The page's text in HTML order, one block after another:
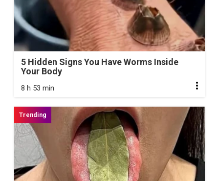
5 Hidden Signs You Have Worms Inside
Your Body
8 h 53 min